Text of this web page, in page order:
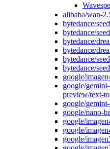
alibaba/wan-
bytedance/
bytedance/
bytedance/
bytedance/
bytedance/
bytedance/
google/
google/
preview/text-
google/
google/nano-
google/
google/
google/